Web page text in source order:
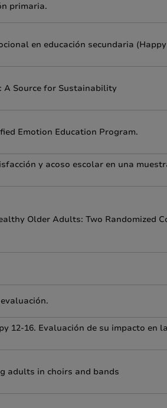
primaria.
en educación secundaria (Happy
A Source for Sustainability
Emotion Education Program.
y acoso escolar en una
Older Adults: Two Randomized
12-16. Evaluación de su impacto en
adults in choirs and bands